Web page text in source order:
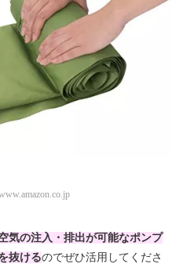
気の注入・排出が可能なポンプ
抜けるのでぜひ活用してくださ